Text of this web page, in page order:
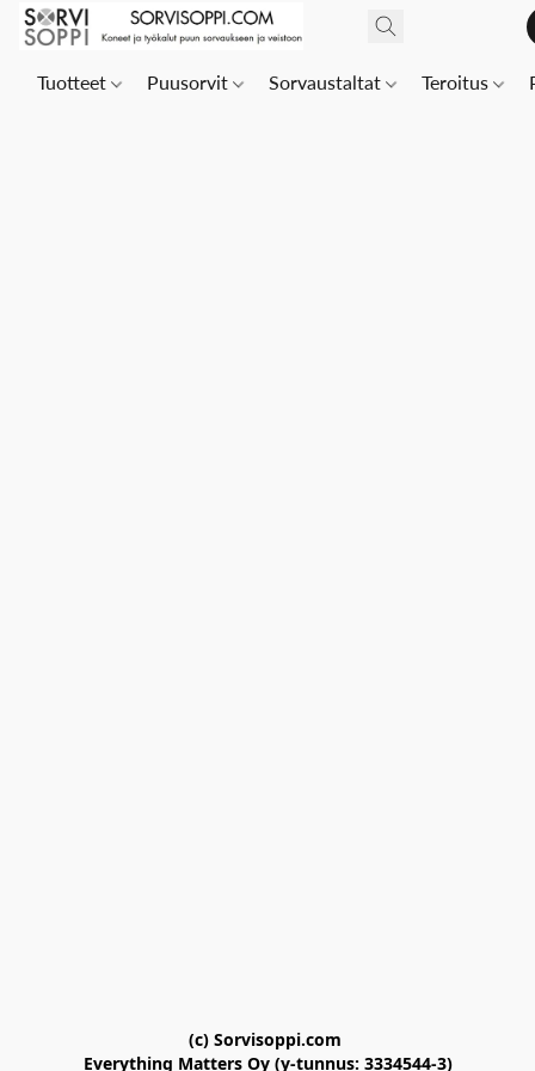
Tuotteet Puusorvit Sorvaustaltat Teroitus
(c) Sorvisoppi.com
Everything Matters Oy (y-tunnus: 3334544-3)